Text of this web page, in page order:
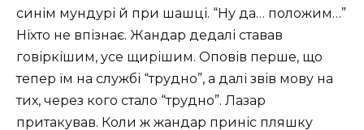
синім мундурі й при шашці. “Ну да… положим…”
Ніхто не впізнає. Жандар дедалі ставав
говіркішим, усе щирішим. Оповів перше, що
тепер їм на службі “трудно”, а далі звів мову на
тих, через кого стало “трудно”. Лазар
притакував. Коли ж жандар приніс пляшку